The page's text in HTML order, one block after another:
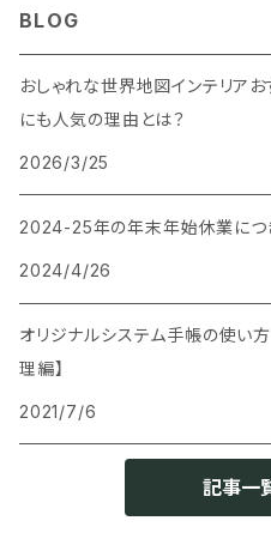
BLOG
おしゃれな世界地図インテリア
にも人気の理由とは？
2026/3/25
2024-25年の年末年始休業につ
2024/4/26
オリジナルシステム手帳の使
理編】
2021/7/6
記事一